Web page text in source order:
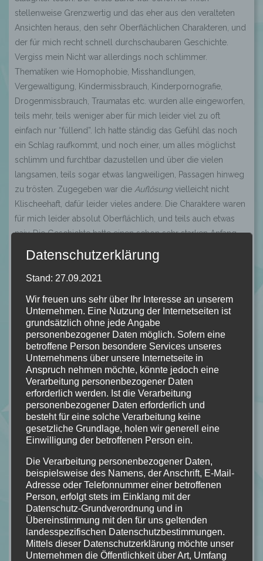
stellenweise Grenzwertig und das eher aus den veralteten
Ansichten heraus, den sehr Oberflächlichen Charakteren, und
der für mich recht schnell durchschaubaren Geschichte.
Vergiss mein Nicht war allerdings noch schlimmer.
Thematiken wie Homophobie, Misshandlungen,
Vergewaltigung, Kindermissbrauch, Kinderpornografie,
Drogenmissbrauch, Traumatas etc. wurden alle eingeworfen,
teils mehr, teils weniger aber für mich leider viel zu oft
einfach nur “füllend”. Ich hatte ständig das Gefühl das noch
ein Schlag raufkommt, und noch einer, um alles möglichst
schlimm und furchtbar dazustellen und über die vielen
langsamen, teils sogar etwas langweiligen, Passagen hinweg
zu trösten. Zugegeben war die Auflösung vielleicht nicht
Klischeehaft, dafür leider vieles andere. Die Charaktere waren
für mich leider absolut Oberflächlich, und teils auch etwas
naiv. Die Geschichte hatte einen schon sehr starken Anfang,
aber verlor mich so dermaßen schnell, weil ich das Gefühl
hatte nur auf der Stelle zu treten. Das offene Ende lies mich
dann vollends frustriert zurück. Ich hatte nicht das Gefühl
trocknen und sehr detaillierten Polizeibericht, der mich mit
vielen offenen Fragen zurückließ.
Von mir bekommt "Vergiss mein Nicht" von Karin
Slaughter
1/5 Sternen!
Datenschutzerklärung
Stand: 27.09.2021
Wir freuen uns sehr über Ihr Interesse an unserem
Unternehmen. Eine Nutzung der Internetseiten ist
grundsätzlich ohne jede Angabe
personenbezogener Daten möglich. Sofern eine
betroffene Person besondere Services unseres
Unternehmens über unsere Internetseite in
Anspruch nehmen möchte, könnte jedoch eine
Verarbeitung personenbezogener Daten
erforderlich werden. Ist die Verarbeitung
personenbezogener Daten erforderlich und
besteht für eine solche Verarbeitung keine
gesetzliche Grundlage, holen wir generell eine
Einwilligung der betroffenen Person ein.
Die Verarbeitung personenbezogener Daten,
beispielsweise des Namens, der Anschrift, E-Mail-
Adresse oder Telefonnummer einer betroffenen
Person, erfolgt stets im Einklang mit der
Datenschutz-Grundverordnung und in
Übereinstimmung mit den für uns geltenden
landesspezifischen Datenschutzbestimmungen.
Mittels dieser Datenschutzerklärung möchte unser
Unternehmen die Öffentlichkeit über Art, Umfang